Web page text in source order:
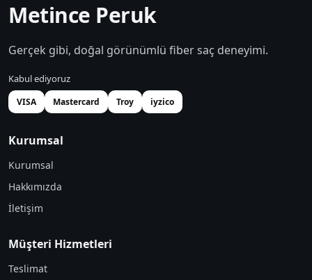
Metince Peruk
Gerçek gibi, doğal görünümlü fiber saç deneyimi.
Kabul ediyoruz
VISA Mastercard Troy iyzico
Kurumsal
Kurumsal
Hakkımızda
İletişim
Müşteri Hizmetleri
Teslimat